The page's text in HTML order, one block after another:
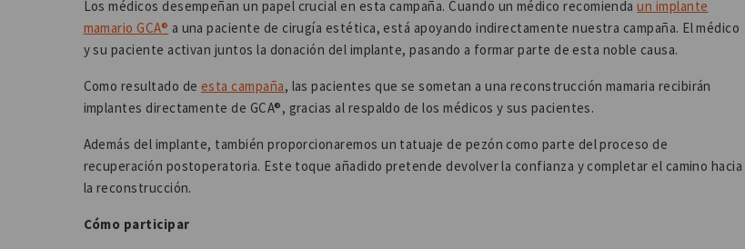
Los médicos desempeñan un papel crucial en esta campaña. Cuando un médico recomiendaun implante
mamario GCA® a una paciente de cirugía estética, está apoyando indirectamente nuestra campaña. El médico
y su paciente activan juntos la donación del implante, pasando a formar parte de esta noble causa.
Como resultado de esta campaña, las pacientes que se sometan a una reconstrucción mamaria recibirán
implantes directamente de GCA®, gracias al respaldo de los médicos y sus pacientes.
Además del implante, también proporcionaremos un tatuaje de pezón como parte del proceso de
recuperación postoperatoria. Este toque añadido pretende devolver la confianza y completar el camino hacia
la reconstrucción.
Cómo participar